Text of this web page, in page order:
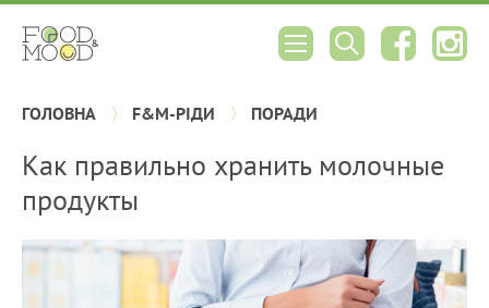
ГОЛОВНА F&M-РІДИ ПОРАДИ
Как правильно хранить молочные
продукты